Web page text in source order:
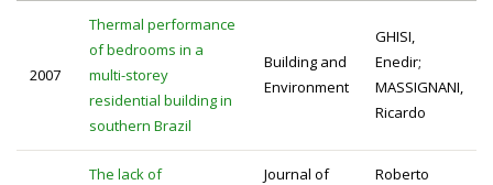
2007
Thermal performance
of bedrooms in a
multi-storey
residential building in
southern Brazil
Building and
Environment
GHISI,
Enedir;
MASSIGNANI,
Ricardo
The lack of
Journal of
Roberto